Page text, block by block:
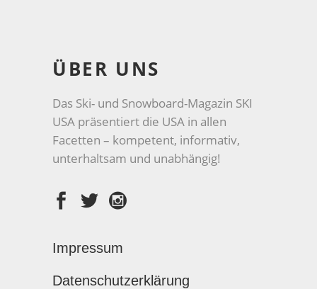
ÜBER UNS
Das Ski- und Snowboard-Magazin SKI
USA präsentiert die USA in allen
Facetten – kompetent, informativ,
unterhaltsam und unabhängig!
Impressum
Datenschutzerklärung